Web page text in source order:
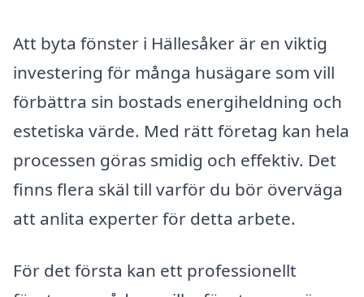
Att byta fönster i Hällesåker är en viktig
investering för många husägare som vill
förbättra sin bostads energiheldning och
estetiska värde. Med rätt företag kan hela
processen göras smidig och effektiv. Det
finns flera skäl till varför du bör överväga
att anlita experter för detta arbete.
För det första kan ett professionellt